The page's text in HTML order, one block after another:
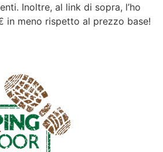
Inoltre, al link di sopra, l’ho
in meno rispetto al prezzo base!